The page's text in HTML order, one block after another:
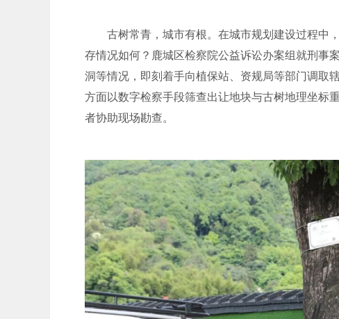
古树常青，城市有根。在城市规划建设过程中
存情况如何？鹿城区检察院公益诉讼办案组就刑事
洞等情况，即刻着手向植保站、资规局等部门调取
方面以数字检察手段筛查出让地块与古树地理坐标
者协助现场勘查。